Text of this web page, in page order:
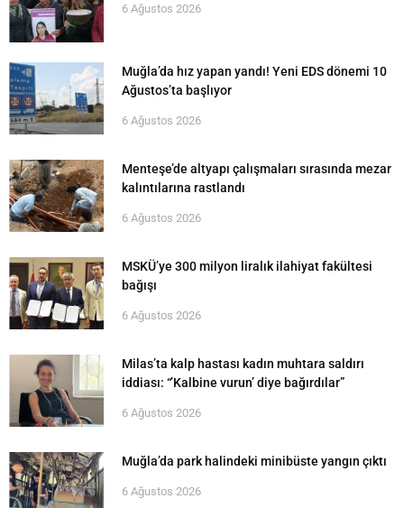
6 Ağustos 2026
Muğla’da hız yapan yandı! Yeni EDS dönemi 10
Ağustos’ta başlıyor
6 Ağustos 2026
Menteşe’de altyapı çalışmaları sırasında mezar
kalıntılarına rastlandı
6 Ağustos 2026
MSKÜ’ye 300 milyon liralık ilahiyat fakültesi
bağışı
6 Ağustos 2026
Milas’ta kalp hastası kadın muhtara saldırı
iddiası: “’Kalbine vurun’ diye bağırdılar”
6 Ağustos 2026
Muğla’da park halindeki minibüste yangın çıktı
6 Ağustos 2026